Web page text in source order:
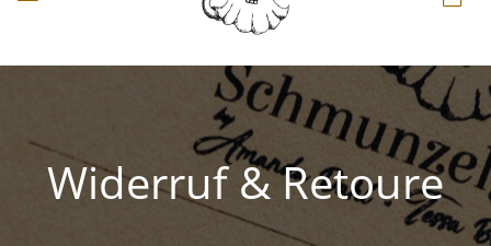
Widerruf & Retoure